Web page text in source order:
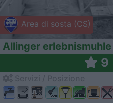
Area di sosta (CS)
Allinger erlebnismuhle
9